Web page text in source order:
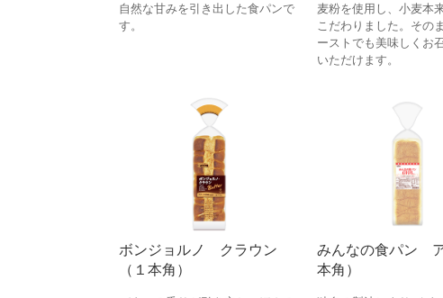
自然な甘みを引き出した食パンで
す。
麦粉を使用し、小麦本
こだわりました。その
ーストでも美味しくお
いただけます。
ボンジョルノ クラウン
（１本角）
みんなの食パン ア
本角）